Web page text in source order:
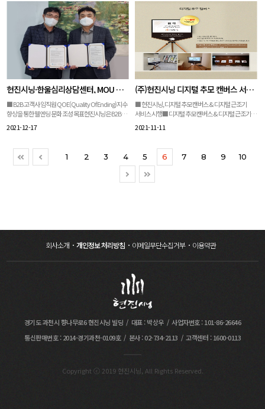
앞서 순직 소방관의 영정을 든 소방과 유족 70여 명이
영결식장에 들어서자 동료 소방관들은 모두 자리에서
일어나 예우했다.장의위원장인 오병권 경기도지사
권한대행은 영결사에서 “또다시 발생한 소방관들의
희생 앞에 마음이 무너진다”며“가족분들께서 매우
힘드시겠지만, 여러분들을 마음 깊이 응원하는
1300만 도민이 있다. 기운 내주시길 바란다”고 말했다.
유족과 동료들은 환하게 웃고 있는 영정 앞에 차례로
국화꽃을 놓았다. 영정 앞에 선 유족들은 무릎을 꿇고
한참 통곡했고, 애써 눈물을 삼키던 동료들은
“미안하다”, “고생 많았다”라고 울음을 터뜨렸다.
문재인 대통령은 이날 영결식에 직접 참석해 순직
소방관들의 넋을 기리고 유족들을 위로했다. 영결식
진행 도중 눈을 질끈 감거나 눈물을 훔치는 모습도
영결식장을 빠져나가자 동료 소방관들은 거수경례로
순직 소방관들의 마지막 가는 길을 배웅했다.
고인들의 유해는 이날 국립대전현충원에 안장됐다.※
( https://www.instagram.com/p/CYdYbszF2io/?
utm_medium=copy_link )?
등 여러 정황상 실족 사고를 당했을 가능성에 무게를
두고 해상 수색을 했으나 아직 시신을 시신을 찾지
못했다.해경 관계자는 “유가족과 협의해 영결식을
엄수했다”며 “집중 수색 작업은 중단했지만 사고 지점
인근 해상에서 경비 업무를 병행하면서 계속 시신
수색을 할 방침”이라고 전했다.※ 기사본문 바로가기 :
https://n.news.naver.com/article/011/000399568
0
‘플라워&기프트(이하 F&G)’ 상품과
‘임신출산축하용품세트’ 상품을 새롭게 구성하여 B2B
고객사 임직원의 생애주기별 맞춤 복지 서비스를
본격화한다고 전했다.현진시닝의 경조사 서비스
브랜드인 ‘더현진’은 B2B 고객사 임직원의 결혼, 임신,
출산, 생일, 기념일 등 생애주기별 경조사를 지원하는
맞춤형 복지 서비스로 고객사는 ‘더현진’을 통해
직원들의 애사심과 소속감을 높일 수 있다.현진시닝은
상품을 신청하고, 주문 결과를 확인할 수 있는
고객사별 전용 시스템도 연내에 개발을 완료할
예정이라 밝혔다.한편, 본 서비스의 총괄 책임을 맡고
항목만을 엄선하여 전문화시킨 생애주기 맞춤형
도움이 될 수 있도록 최선을 다할 것”이라고 전했다.※
기사본문 바로가기
: http://www.idsn.co.kr/news/articleView.html?
근조기 또는 근조화환을 대체하여 사용될 수 있는
스탠드가 결합된 근조용 디지털 표시장치로써, 근조
문구, 기업 또는 회사명 등의 다양한 정보를 디지털
형식으로 표시 가능한 것이 특징이다. 특히
디스플레이 장치 전면 하단에 근조 문구 또는 근조용 꽃
이미지의 표시가 가능한 팻말이 부착되는 것이
특징이며, 장례식장의 빈소 또는 영결식장 등에서 이용
가능한 이동식 형태로 제작되어 편의성을 높였다. ?
현진시닝 박상우 대표는 “그 동안 획일적인 장례
용품으로 형식만 남은 장례에서 이제는 고인의
이야기가 있는 진정한 추모의 장례가 될 수 있도록
새로운 장례·추모 용품을 개발하는데 현진시닝이
국내 1,200 여개의 고객사 300만명의 임직원을
정부 및 지자체의 국가장, 사회장, 영결식, 추도식, 합동
분향소를 맡는 등 공공 영역에서도 장례 전문 서비스를
제공해 나가고 있다. ※ 기사본문 바로가기
: http://www.job-
현진시닝·한울심리상담센터, MOU 체결
■ B2B 고객사 임직원 QOE(Quality Of Ending)지수
향상을 통한 웰엔딩 문화 조성 목표현진시닝은 B2B
대상으로 전문적인 심리 상담 서비스를 제공하기 위해
밝혔다.회사 측에 따르면 현진시닝은 유가족 마음 치유
센터인 ‘그레이프 치유센터’를 운영하는 과정에서
전문적인 심리 상담 서비스가 필요함을 인지했다. 이에
한울심리상담센터와 함께 유가족 사별 슬픔을
2021-12-17
(주)현진시닝 디지털 추모 캔버스 서비스 시행 (*특허출원)
■ 현진시닝, 디지털 추모 캔버스 & 디지털 근조기
서비스 시행■ 디지털 추모 캔버스 & 디지털 근조기
통해서 고인을 추모하고 기억하는 디지털 추모 콘텐츠
2021-11-11
1 2 3 4 5 6 7 8 9 10
회사소개 개인정보 처리방침 이메일무단수집거부 이용약관
경기도 과천시 향나무로6 현진시닝 빌딩 대표 : 박상우
사업자번호 : 101-86-26646
통신판매번호 : 2014-경기과천-0109호
본사 : 02-734-2113 고객센터 : 1600-0113
Copyright ⓒ 2019 현진시닝, All Rights Reserved.